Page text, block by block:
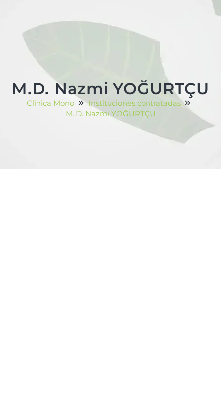
M.D. Nazmi YOĞURTÇU
Clínica Mono
Instituciones contratadas
M. D. Nazmi YOĞURTÇU